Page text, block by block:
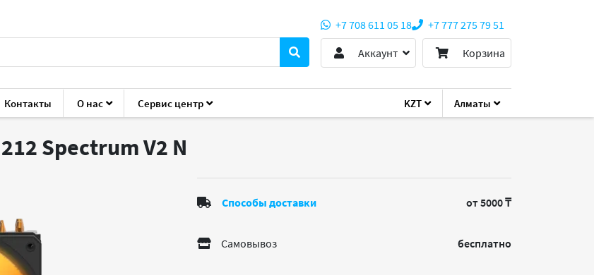
KZT Алматы
+7 708 611 05 18
+7 777 275 79 51
Аккаунт
Корзина
Контакты О нас Сервис центр
ПК Кулеры для процессоров Cooler Master Hyper 212 Spectrum V2
Spectrum V2 N
Способы доставки от 5000 ₸
Самовывоз бесплатно